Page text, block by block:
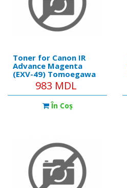
Toner for Canon IR
Advance Magenta
(EXV-49) Tomoegawa
Toner f. Canon IR
1018/19/
1020/1022/203 EXV18
983 MDL
În Coş